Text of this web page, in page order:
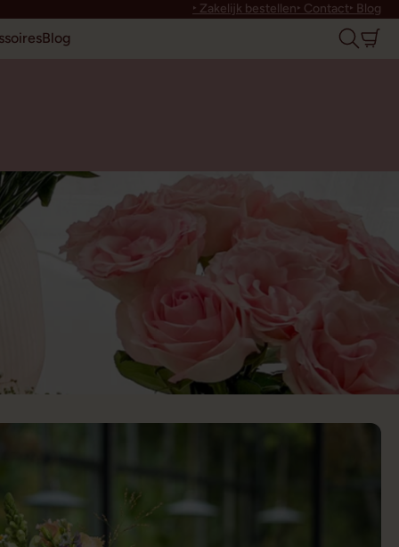
‣ Zakelijk bestellen‣ Contact‣ Blog
Blog